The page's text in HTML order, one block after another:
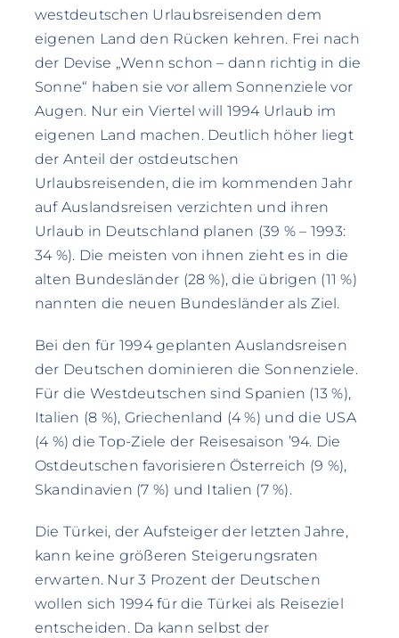
westdeutschen Urlaubsreisenden dem
eigenen Land den Rücken kehren. Frei nach
der Devise „Wenn schon – dann richtig in die
Sonne“ haben sie vor allem Sonnenziele vor
Augen. Nur ein Viertel will 1994 Urlaub im
eigenen Land machen. Deutlich höher liegt
der Anteil der ostdeutschen
Urlaubsreisenden, die im kommenden Jahr
auf Auslandsreisen verzichten und ihren
Urlaub in Deutschland planen (39 % – 1993:
34 %). Die meisten von ihnen zieht es in die
alten Bundesländer (28 %), die übrigen (11 %)
nannten die neuen Bundesländer als Ziel.
Bei den für 1994 geplanten Auslandsreisen
der Deutschen dominieren die Sonnenziele.
Für die Westdeutschen sind Spanien (13 %),
Italien (8 %), Griechenland (4 %) und die USA
(4 %) die Top-Ziele der Reisesaison ’94. Die
Ostdeutschen favorisieren Österreich (9 %),
Skandinavien (7 %) und Italien (7 %).
Die Türkei, der Aufsteiger der letzten Jahre,
kann keine größeren Steigerungsraten
erwarten. Nur 3 Prozent der Deutschen
wollen sich 1994 für die Türkei als Reiseziel
entscheiden. Da kann selbst der